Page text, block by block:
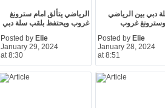
الرياضي يتألق امام سترونغ
غروب ويحتفظ بلقب سلة دبي
Posted by Elie
January 29, 2024
at 8:30
دبي بين الرياضي
غروب
Posted by Elie
January 28, 2024
at 8:51